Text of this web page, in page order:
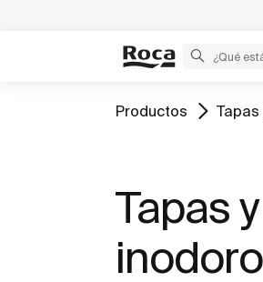
Productos Tapas
Tapas
inodoro